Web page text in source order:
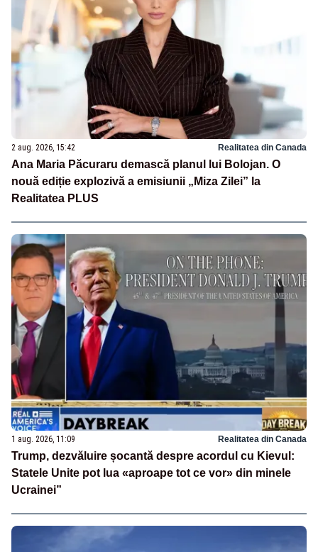
2 aug. 2026, 15:42 Realitatea din Canada
Ana Maria Păcuraru demască planul lui Bolojan. O
nouă ediție explozivă a emisiunii „Miza Zilei” la
Realitatea PLUS
1 aug. 2026, 11:09 Realitatea din Canada
Trump, dezvăluire șocantă despre acordul cu Kievul:
Statele Unite pot lua «aproape tot ce vor» din minele
Ucrainei”